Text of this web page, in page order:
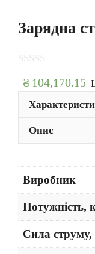
Зарядна
5
₴ 104,170.15
Опис
Виробник
Потужність,
Сила